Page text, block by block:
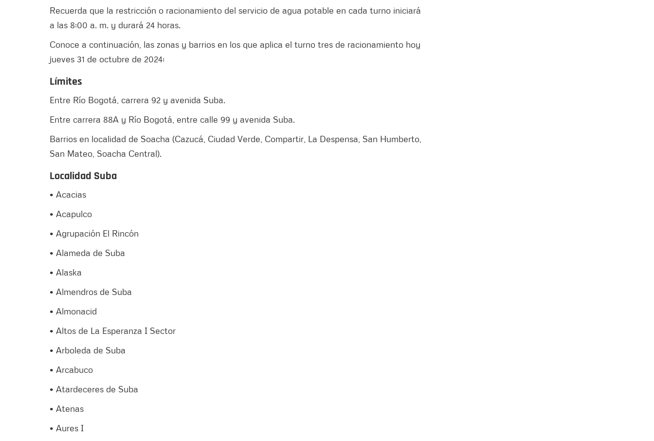
Recuerda que la restricción o racionamiento del servicio de agua potable en cada turno iniciará
a las 8:00 a. m. y durará 24 horas.
Conoce a continuación, las zonas y barrios en los que aplica el turno tres de racionamiento hoy
jueves 31 de octubre de 2024:
Límites
Entre Río Bogotá, carrera 92 y avenida Suba.
Entre carrera 88A y Río Bogotá, entre calle 99 y avenida Suba.
Barrios en localidad de Soacha (Cazucá, Ciudad Verde, Compartir, La Despensa, San Humberto,
San Mateo, Soacha Central).
Localidad Suba
• Acacias
• Acapulco
• Agrupación El Rincón
• Alameda de Suba
• Alaska
• Almendros de Suba
• Almonacid
• Altos de La Esperanza I Sector
• Arboleda de Suba
• Arcabuco
• Atardeceres de Suba
• Atenas
• Aures I